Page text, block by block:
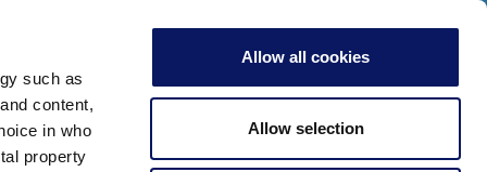
such as
content,
in who
property
Allow all cookies
Allow selection
Встречи и
мероприятия
Подробнее
Сейчас
Проверить Наличие